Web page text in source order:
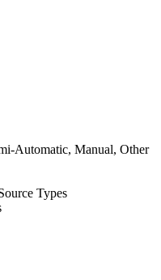
Automatic, Manual, Other
Types